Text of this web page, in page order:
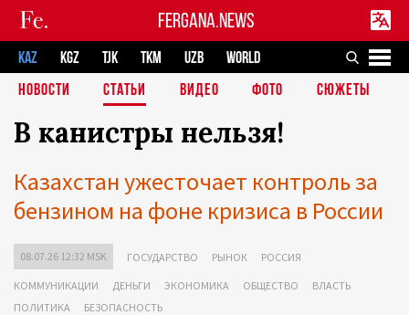
FERGANA.NEWS
KAZ KGZ TJK TKM UZB
WORLD
НОВОСТИ
СТАТЬИ ВИДЕО ФОТО СЮЖЕТЫ
В канистры нельзя!
Казахстан ужесточает контроль за
бензином на фоне кризиса в России
08.07.26 12:32 MSK ГОСУДАРСТВО РЫНОК РОССИЯ
КОММУНИКАЦИИ ДЕНЬГИ ЭКОНОМИКА ОБЩЕСТВО
ВЛАСТЬ
ПОЛИТИКА
БЕЗОПАСНОСТЬ